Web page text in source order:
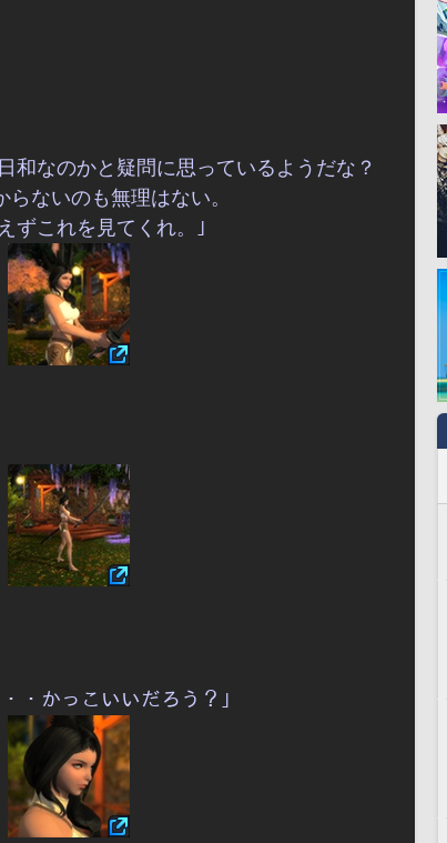
和なのかと疑問に思っているようだな？
らないのも無理はない。
ずこれを見てくれ。｣
・かっこいいだろう？｣